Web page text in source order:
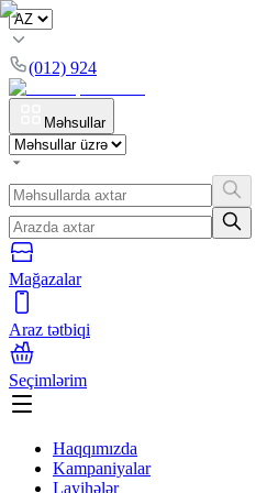
(012) 924
Məhsullar
Mağazalar
Araz tətbiqi
Seçimlərim
Haqqımızda
Kampaniyalar
Layihələr